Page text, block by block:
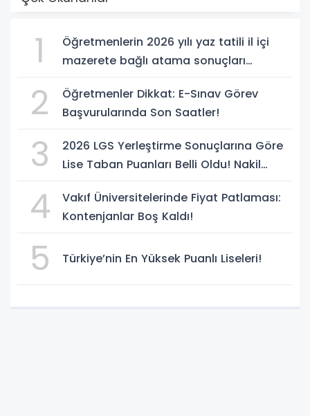
1
Öğretmenlerin 2026 yılı yaz tatili il içi
mazerete bağlı atama sonuçları
2
Öğretmenler Dikkat: E-Sınav Görev
Başvurularında Son Saatler!
3
2026 LGS Yerleştirme Sonuçlarına Göre
Lise Taban Puanları Belli Oldu! Nakil
4
Vakıf Üniversitelerinde Fiyat Patlaması:
Kontenjanlar Boş Kaldı!
5 Türkiye’nin En Yüksek Puanlı Liseleri!